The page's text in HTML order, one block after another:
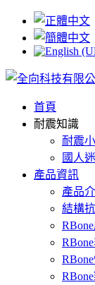
首頁
耐震知識
耐震
國人
產品資訊
產品
結構
耐
良
制
為
卸